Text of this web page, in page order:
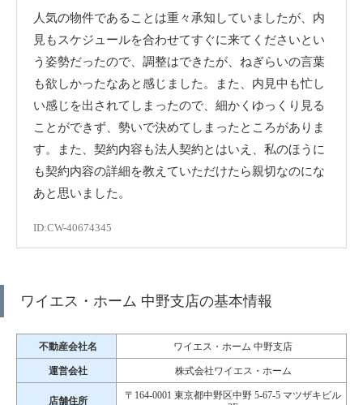
人気の物件であることは重々承知していましたが、内
見もスケジュールを合わせてすぐに来てくださいとい
う姿勢だったので、調整はできたが、ねぎらいの言葉
も欲しかったなあと感じました。また、内見中も忙し
い感じを出されてしまったので、細かくゆっくり見る
ことができず、勢いで決めてしまったところがありま
す。また、契約内容も法人契約とはいえ、私のほうに
も契約内容の詳細を教えていただけたら親切なのにな
あと思いました。
ID:CW-40674345
ワイエス・ホーム 中野支店の基本情報
不動産会社名 ワイエス・ホーム 中野支店
運営会社 株式会社ワイエス・ホーム
店舗住所
〒164-0001 東京都中野区中野 5-67-5 マツザキビル